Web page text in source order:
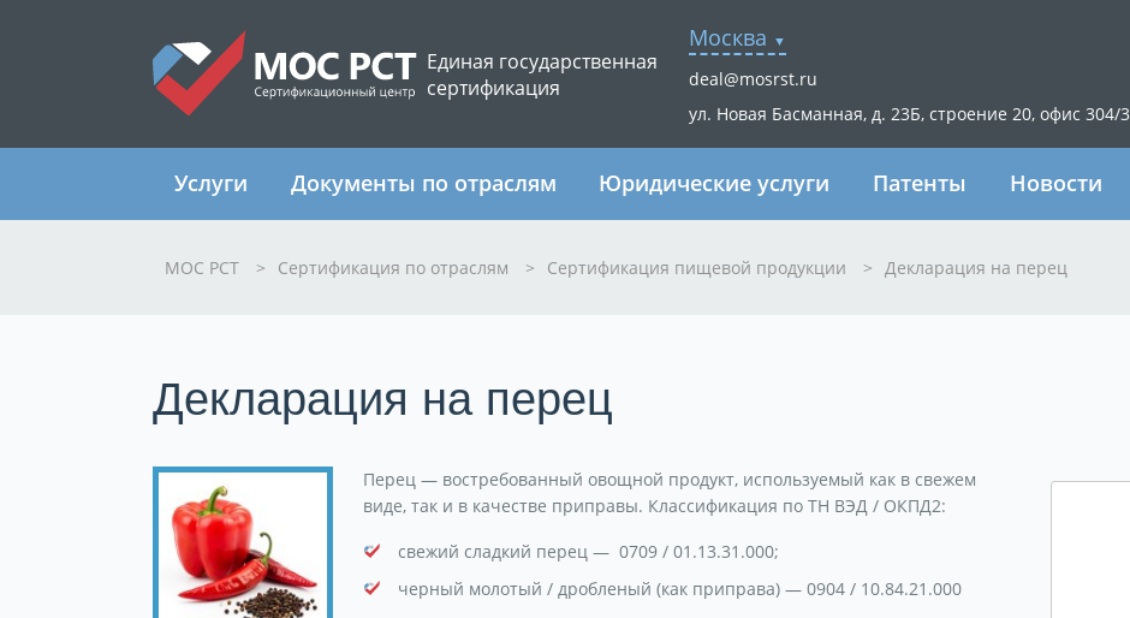
Единая государственная
сертификация
Москва
deal@mosrst.ru
ул. Новая Басманная, д. 23Б, строение 20, офис 304/3
Услуги Документы по отраслям Юридические услуги Патенты Новости
МОС РСТ > Сертификация по отраслям > Сертификация пищевой продукции > Декларация на перец
Декларация на перец
Перец — востребованный овощной продукт, используемый как в свежем
виде, так и в качестве приправы. Классификация по ТН ВЭД / ОКПД2:
свежий сладкий перец — 0709 / 01.13.31.000;
черный молотый / дробленый (как приправа) — 0904 / 10.84.21.000